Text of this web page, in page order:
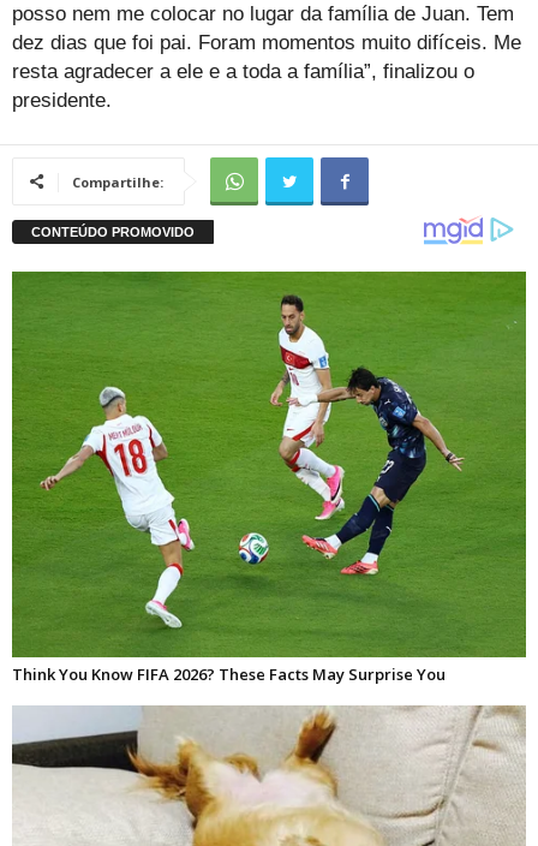
posso nem me colocar no lugar da família de Juan. Tem
dez dias que foi pai. Foram momentos muito difíceis. Me
resta agradecer a ele e a toda a família”, finalizou o
presidente.
Compartilhe: